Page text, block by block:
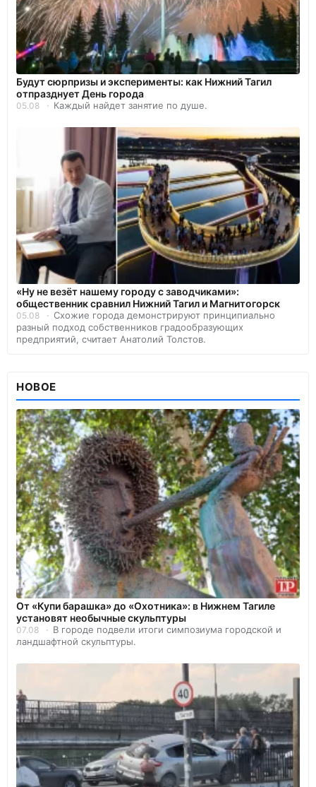
Будут сюрпризы и эксперименты: как Нижний Тагил
отпразднует День города
05.08 Каждый найдет занятие по душе.
«Ну не везёт нашему городу с заводчиками»:
общественник сравнил Нижний Тагил и Магнитогорск
05.08
Схожие города демонстрируют принципиально
разный подход собственников градообразующих
предприятий, считает Анатолий Толстов.
НОВОЕ
От «Купи барашка» до «Охотника»: в Нижнем Тагиле
установят необычные скульптуры
07.08
В городе подвели итоги симпозиума городской и
ландшафтной скульптуры.